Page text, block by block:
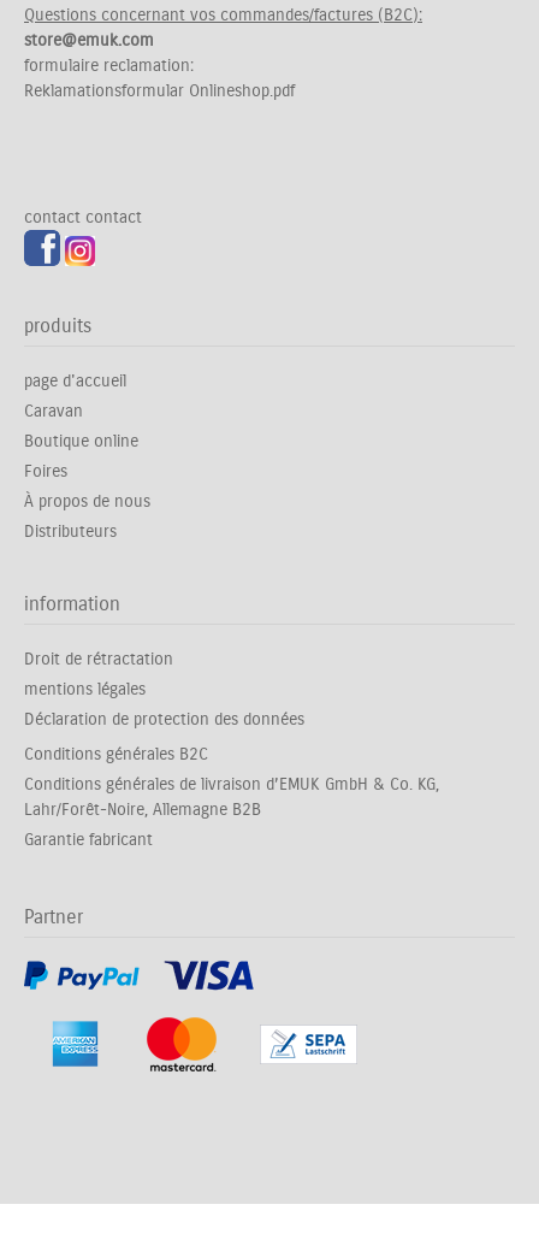
Questions concernant vos commandes/factures (B2C):
store@emuk.com
formulaire reclamation:
Reklamationsformular Onlineshop.pdf
contact contact
produits
page d'accueil
Caravan
Boutique online
Foires
À propos de nous
Distributeurs
information
Droit de rétractation
mentions légales
Déclaration de protection des données
Conditions générales B2C
Conditions générales de livraison d’EMUK GmbH & Co. KG,
Lahr/Forêt-Noire, Allemagne B2B
Garantie fabricant
Partner